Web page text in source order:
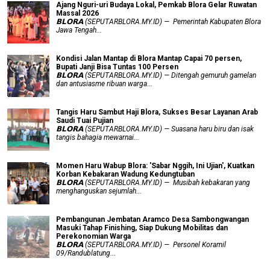
Ajang Nguri-uri Budaya Lokal, Pemkab Blora Gelar Ruwatan
Massal 2026
𝗕𝗟𝗢𝗥𝗔 (SEPUTARBLORA.MY.ID) — Pemerintah Kabupaten Blora
Jawa Tengah...
Kondisi Jalan Mantap di Blora Mantap Capai 70 persen,
Bupati Janji Bisa Tuntas 100 Persen
𝗕𝗟𝗢𝗥𝗔 (SEPUTARBLORA.MY.ID) — Ditengah gemuruh gamelan
dan antusiasme ribuan warga...
Tangis Haru Sambut Haji Blora, Sukses Besar Layanan Arab
Saudi Tuai Pujian
𝗕𝗟𝗢𝗥𝗔 (SEPUTARBLORA.MY.ID) — Suasana haru biru dan isak
tangis bahagia mewarnai...
Momen Haru Wabup Blora: ​'Sabar Nggih, Ini Ujian', Kuatkan
Korban Kebakaran Wadung Kedungtuban
𝗕𝗟𝗢𝗥𝗔 (SEPUTARBLORA.MY.ID) — Musibah kebakaran yang
menghanguskan sejumlah...
Pembangunan Jembatan Aramco Desa Sambongwangan
Masuki Tahap Finishing, Siap Dukung Mobilitas dan
Perekonomian Warga
𝗕𝗟𝗢𝗥𝗔 (SEPUTARBLORA.MY.ID) — Personel Koramil
09/Randublatung...